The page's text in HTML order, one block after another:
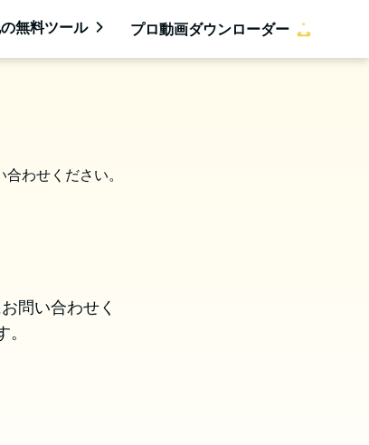
無料ツール プロ動画ダウンローダー
わせください。
問い合わせく